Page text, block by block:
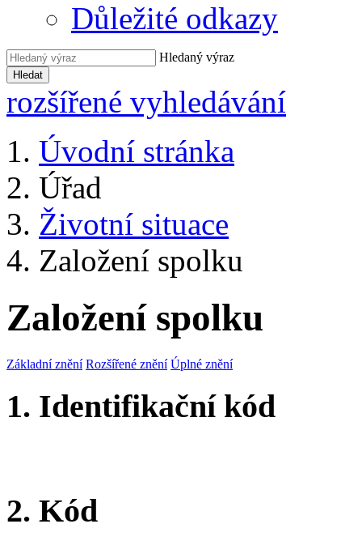
Důležité odkazy
Hledaný výraz
Hledat
rozšířené vyhledávání
Úvodní stránka
Úřad
Životní situace
Založení spolku
Založení spolku
Základní znění Rozšířené znění Úplné znění
1. Identifikační kód
2. Kód